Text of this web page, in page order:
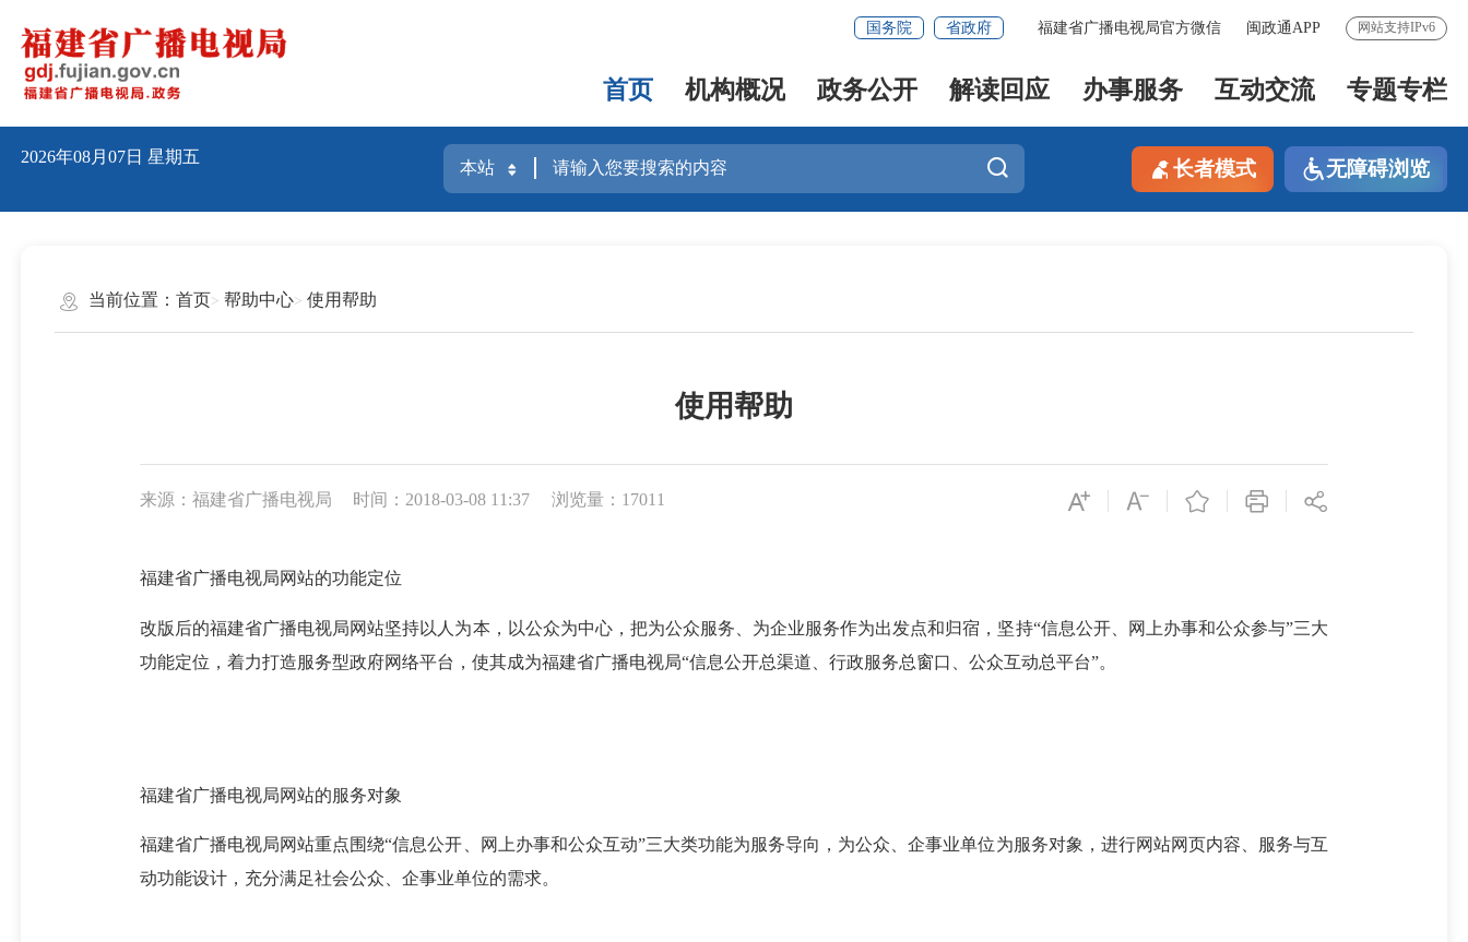
国务院 省政府 福建省广播电视局官方微信 闽政通APP 网站支持IPv6
首页 机构概况 政务公开 解读回应 办事服务 互动交流 专题专栏
2026年08月07日 星期五
长者模式 无障碍浏览
当前位置： 首页 帮助中心 使用帮助
使用帮助
来源：福建省广播电视局 时间：2018-03-08 11:37 浏览量：17011
福建省广播电视局网站的功能定位
改版后的福建省广播电视局网站坚持以人为本，以公众为中心，把为公众服务、为企业服务作为出发点和归宿，坚持“信息公开、网上办事和公众参与”三大
功能定位，着力打造服务型政府网络平台，使其成为福建省广播电视局“信息公开总渠道、行政服务总窗口、公众互动总平台”。
福建省广播电视局网站的服务对象
福建省广播电视局网站重点围绕“信息公开、网上办事和公众互动”三大类功能为服务导向，为公众、企事业单位为服务对象，进行网站网页内容、服务与互
动功能设计，充分满足社会公众、企事业单位的需求。